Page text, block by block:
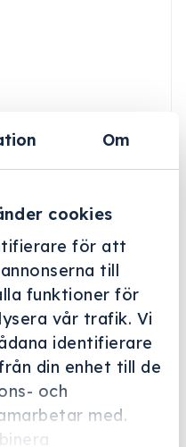
Om
cookies
för att
till
funktioner för
vår trafik. Vi
identifierare
din enhet till de
och
med.
Helskärm